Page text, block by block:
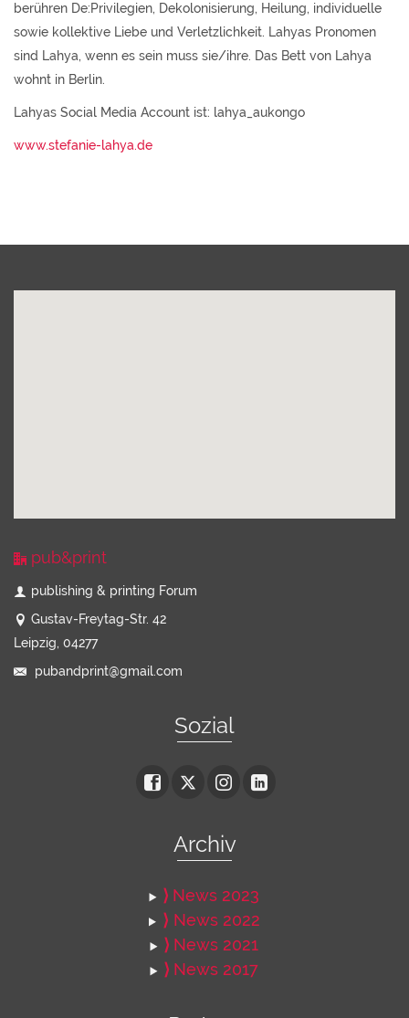
berühren De:Privilegien, Dekolonisierung, Heilung, individuelle
sowie kollektive Liebe und Verletzlichkeit. Lahyas Pronomen
sind Lahya, wenn es sein muss sie/ihre. Das Bett von Lahya
wohnt in Berlin.
Lahyas Social Media Account ist: lahya_aukongo
www.stefanie-lahya.de
pub&print
publishing & printing Forum
Gustav-Freytag-Str. 42
Leipzig, 04277
pubandprint@gmail.com
Sozial
Archiv
⟩ News 2023
⟩ News 2022
⟩ News 2021
⟩ News 2017